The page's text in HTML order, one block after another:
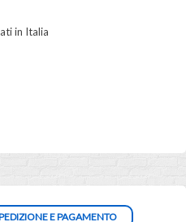
in Italia
E PAGAMENTO